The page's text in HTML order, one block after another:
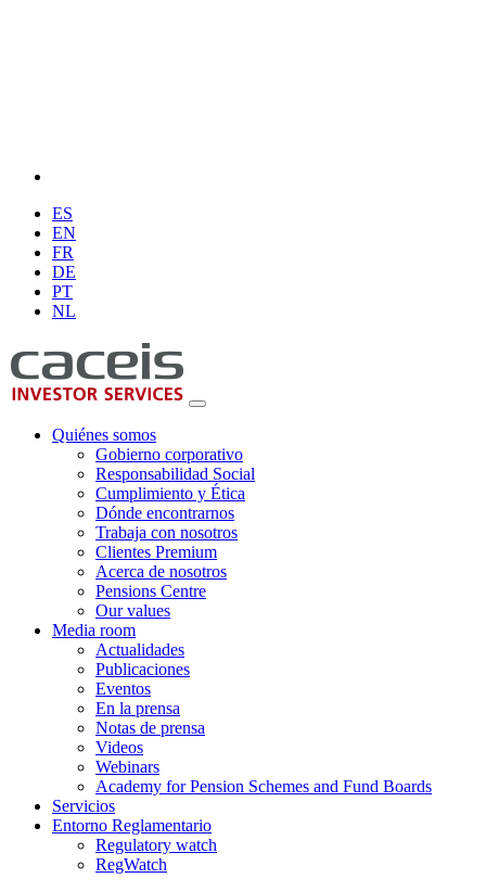
ES
EN
FR
DE
PT
NL
Quiénes somos
Gobierno corporativo
Responsabilidad Social
Cumplimiento y Ética
Dónde encontrarnos
Trabaja con nosotros
Clientes Premium
Acerca de nosotros
Pensions Centre
Our values
Media room
Actualidades
Publicaciones
Eventos
En la prensa
Notas de prensa
Videos
Webinars
Academy for Pension Schemes and Fund Boards
Servicios
Entorno Reglamentario
Regulatory watch
RegWatch